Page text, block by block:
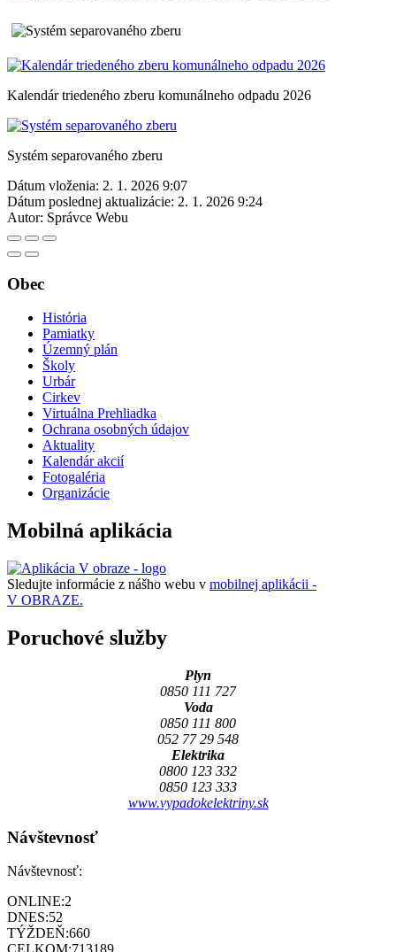
Kalendár triedeného zberu komunálneho odpadu 2026
Systém separovaného zberu
Dátum vloženia: 2. 1. 2026 9:07
Dátum poslednej aktualizácie: 2. 1. 2026 9:24
Autor: Správce Webu
Obec
História
Pamiatky
Územný plán
Školy
Urbár
Cirkev
Virtuálna Prehliadka
Ochrana osobných údajov
Aktuality
Kalendár akcií
Fotogaléria
Organizácie
Mobilná aplikácia
Sledujte informácie z nášho webu v mobilnej aplikácii -
V OBRAZE.
Poruchové služby
Plyn
0850 111 727
Voda
0850 111 800
052 77 29 548
Elektrika
0800 123 332
0850 123 333
www.vypadokelektriny.sk
Návštevnosť
Návštevnosť:
ONLINE:2
DNES:52
TÝŽDEŇ:660